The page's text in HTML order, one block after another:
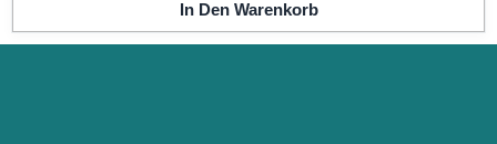
In Den Warenkorb